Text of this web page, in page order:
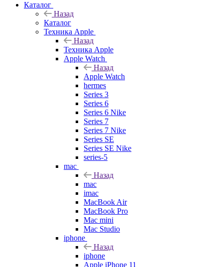
Каталог
Назад
Каталог
Техника Apple
Назад
Техника Apple
Apple Watch
Назад
Apple Watch
hermes
Series 3
Series 6
Series 6 Nike
Series 7
Series 7 Nike
Series SE
Series SE Nike
series-5
mac
Назад
mac
imac
MacBook Air
MacBook Pro
Mac mini
Mac Studio
iphone
Назад
iphone
Apple iPhone 11